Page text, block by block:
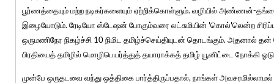
பூர்ணத்தையும் மற்ற நடிகர்களையும் ஏற்றிக்கொள்ளும். வழியில் அண்ணன்-
இழையோடும். ரேடியோ ஸ்டேஷன் போகும்வரை லட்சுமியின் 'கொல்'லென்ற
ஒருமணிநேர நிகழ்ச்சி 10 நிமிட தமிழ்ச்செய்தியுடன் தொடங்கும். அதனால்
பிரதியைத் தமிழில் மொழிபெயர்த்துத் தயாராக்கத் தமிழ் யூனிட்டை நோக்கி
முன்பே ஒருதடவை வந்து ஒத்திகை பார்த்திருப்பதால், நாங்கள்